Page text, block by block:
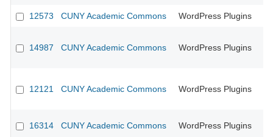
12573 CUNY Academic Commons WordPress Plugins
14987 CUNY Academic Commons WordPress Plugins
12121 CUNY Academic Commons WordPress Plugins
16314 CUNY Academic Commons WordPress Plugins